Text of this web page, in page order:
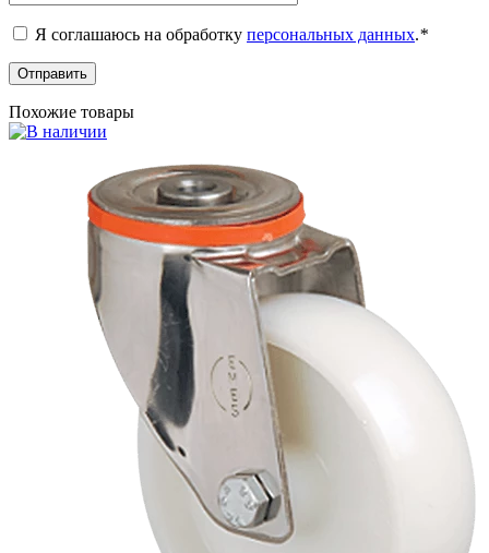
Я соглашаюсь на обработку персональных данных.*
Похожие товары